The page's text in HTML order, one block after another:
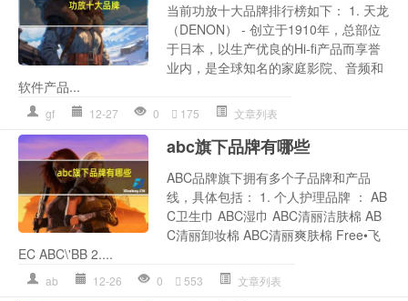
当前功放十大品牌排行榜如下： 1. 天龙
（DENON） - 创立于1910年，总部位
于日本，以生产优良的Hi-fi产品而享誉
业内，是全球知名的家庭影院、音频和
软件产品...
gf 12-27 0 175 文章列表
abc旗下品牌有哪些
ABC品牌旗下拥有多个子品牌和产品
线，具体包括： 1. 个人护理品牌 ： AB
C卫生巾 ABC湿巾 ABC清丽洁肤棉 AB
C清丽卸妆棉 ABC清丽爽肤棉 Free•飞
EC ABC\'BB 2....
ab 12-26 0 553 文章列表